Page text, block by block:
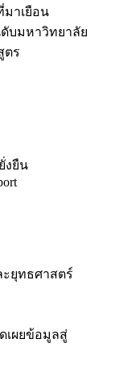
าเยือน
บมหาวิทยาลัย
ตร
งยืน
ยุทธศาสตร์
เผยข้อมูลสู่